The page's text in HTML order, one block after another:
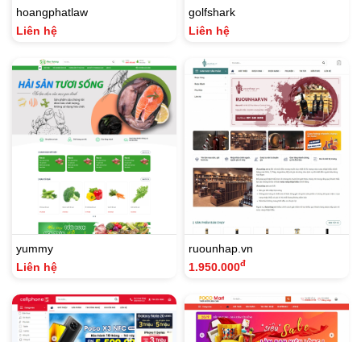
hoangphatlaw
Liên hệ
golfshark
Liên hệ
yummy
Liên hệ
ruounhap.vn
1.950.000đ